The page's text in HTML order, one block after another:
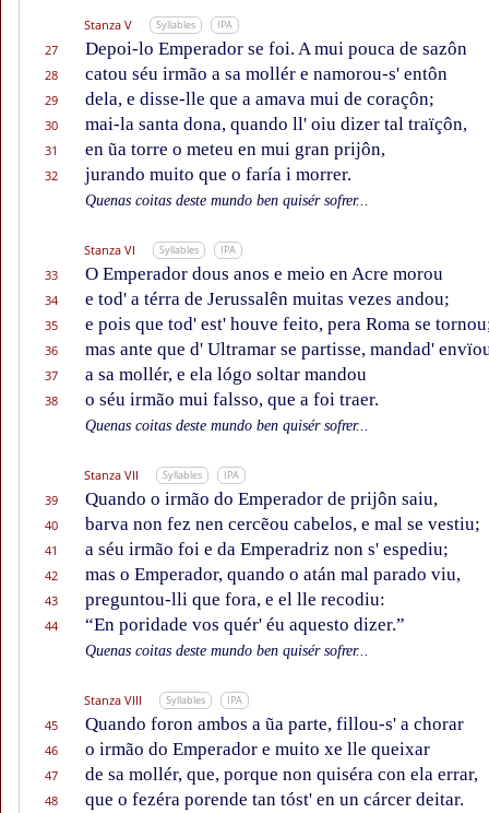
Stanza V Syllables IPA
27 Depoi-lo Emperador se foi. A mui pouca de sazôn
28 catou séu irmão a sa mollér e namorou-s' entôn
29 dela, e disse-lle que a amava mui de coraçôn;
30 mai-la santa dona, quando ll' oiu dizer tal traïçôn,
31 en ũa torre o meteu en mui gran prijôn,
32 jurando muito que o faría i morrer.
Quenas coitas deste mundo ben quisér sofrer...
Stanza VI Syllables IPA
33 O Emperador dous anos e meio en Acre morou
34 e tod' a térra de Jerussalên muitas vezes andou;
35 e pois que tod' est' houve feito, pera Roma se
36 mas ante que d' Ultramar se partisse, mandad'
37 a sa mollér, e ela lógo soltar mandou
38 o séu irmão mui falsso, que a foi traer.
Quenas coitas deste mundo ben quisér sofrer...
Stanza VII Syllables IPA
39 Quando o irmão do Emperador de prijôn saiu,
40 barva non fez nen cercẽou cabelos, e mal se vestiu;
41 a séu irmão foi e da Emperadriz non s' espediu;
42 mas o Emperador, quando o atán mal parado viu,
43 preguntou-lli que fora, e el lle recodiu:
44 “En poridade vos quér' éu aquesto dizer.”
Quenas coitas deste mundo ben quisér sofrer...
Stanza VIII Syllables IPA
45 Quando foron ambos a ũa parte, fillou-s' a chorar
46 o irmão do Emperador e muito xe lle queixar
47 de sa mollér, que, porque non quiséra con ela errar,
48 que o fezéra porende tan tóst' en un cárcer deitar.